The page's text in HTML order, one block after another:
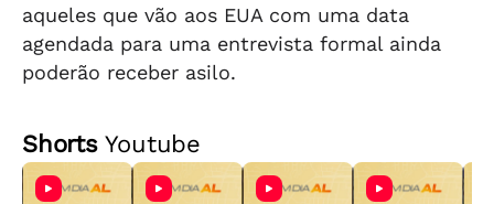
aqueles que vão aos EUA com uma data
agendada para uma entrevista formal ainda
poderão receber asilo.
ShortsYoutube